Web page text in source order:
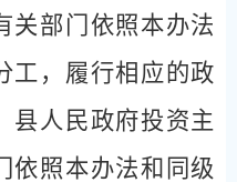
关部门依照本办法
工，履行相应的政
县人民政府投资主
依照本办法和同级